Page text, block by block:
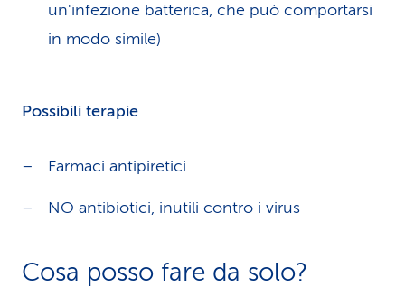
un'infezione batterica, che può comportarsi
in modo simile)
Possibili terapie
Farmaci antipiretici
NO antibiotici, inutili contro i virus
Cosa posso fare da solo?